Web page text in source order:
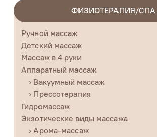
ФИЗИОТЕРАПИЯ/СПА
Ручной массаж
Детский массаж
Массаж в 4 руки
Аппаратный массаж
› Вакуумный массаж
› Прессотерапия
Гидромассаж
Экзотические виды массажа
› Арома-массаж